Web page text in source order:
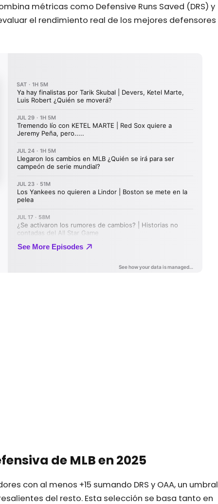
métricas como Defensive Runs Saved (DRS) y
el rendimiento real de los mejores defensores
de MLB en 2025
con al menos +15 sumando DRS y OAA, un umbral
del resto. Esta selección se basa tanto en